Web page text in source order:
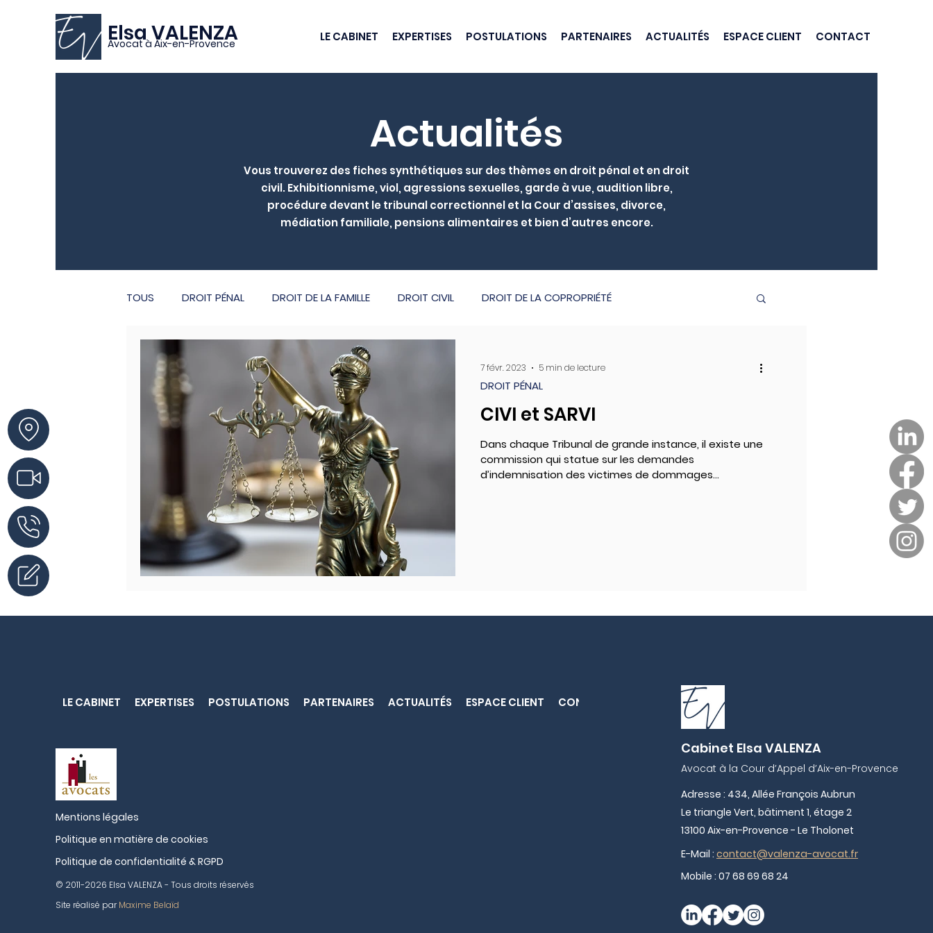
Elsa VALENZA
Avocat à Aix-en-Provence LE CABINET EXPERTISES POSTULATIONS PARTENAIRES ACTUALITÉS ESPACE CLIENT CONTACT
Actualités
Vous trouverez des fiches synthétiques sur des thèmes en droit pénal et en droit
civil. Exhibitionnisme, viol, agressions sexuelles, garde à vue, audition libre,
procédure devant le tribunal correctionnel et la Cour d’assises, divorce,
médiation familiale, pensions alimentaires et bien d’autres encore.
TOUS DROIT PÉNAL DROIT DE LA FAMILLE DROIT CIVIL DROIT DE LA COPROPRIÉTÉ
CIVI et SARVI
Dans chaque Tribunal de grande instance, il existe une
commission qui statue sur les demandes
d’indemnisation des victimes de dommages...
DROIT PÉNAL
7 févr. 2023 5 min de lecture
LE CABINET EXPERTISES POSTULATIONS PARTENAIRES ACTUALITÉS ESPACE CLIENT CONTACT
Mentions légales
Politique en matière de cookies
Politique de confidentialité & RGPD
© 2011-2026 Elsa VALENZA - Tous droits réservés
Site réalisé parMaxime Belaïd
Cabinet Elsa VALENZA
Avocat à la Cour d’Appel d’Aix-en-Provence
Adresse : 434, Allée François Aubrun
Le triangle Vert, bâtiment 1, étage 2
13100 Aix-en-Provence - Le Tholonet
E-Mail : contact@valenza-avocat.fr
Mobile : 07 68 69 68 24